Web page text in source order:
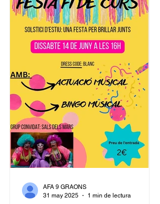
de la Sedeta, Si no fos. 17:15h: Inici de
la Rua de Carnestoltes, amb una ani
AFA 9 GRAONS
31 may 2025
1 min de lectura